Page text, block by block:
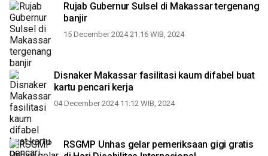
Rujab Gubernur Sulsel di Makassar tergenang
banjir
15 December 2024 21:16 WIB, 2024
Disnaker Makassar fasilitasi kaum difabel buat
kartu pencari kerja
04 December 2024 11:12 WIB, 2024
RSGMP Unhas gelar pemeriksaan gigi gratis